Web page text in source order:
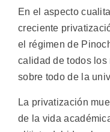
En el aspecto
creciente
el régimen de
calidad de todos
sobre todo de la
La privatización
de la vida